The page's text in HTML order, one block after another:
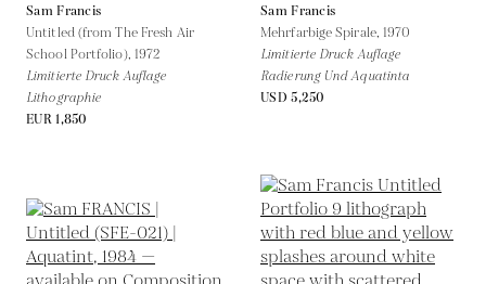
Sam Francis
Untitled (from The Fresh Air
School Portfolio), 1972
Limitierte Druck Auflage
Lithographie
EUR 1,850
Sam Francis
Mehrfarbige Spirale,1970
Limitierte Druck Auflage
Radierung Und Aquatinta
USD 5,250